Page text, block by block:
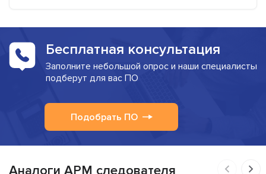
Бесплатная консультация
Заполните небольшой опрос и наши специалисты
подберут для вас ПО
Подобрать ПО